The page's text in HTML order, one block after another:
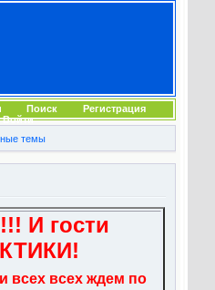
Поиск
Регистрация
Войти
темы
И гости
всех ждем по